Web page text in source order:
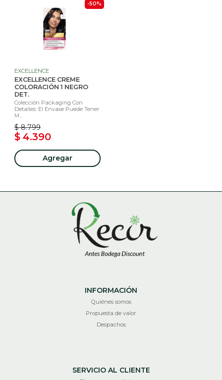
-50%
EXCELLENCE
EXCELLENCE CREME
COLORACIÓN 1 NEGRO
DET.
Colección Packaging Con
Detalles: El Envase Puede Tener
M...
$ 8.799
$ 4.390
Agregar
INFORMACIÓN
Quiénes somos
Propuesta de valor
Despachos
SERVICIO AL CLIENTE